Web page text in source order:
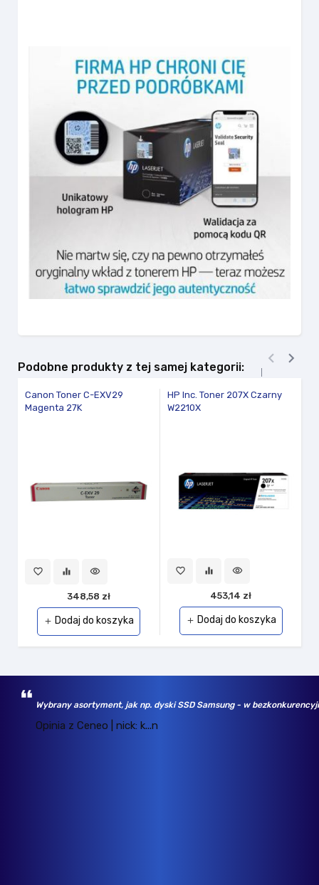
Podobne produkty z tej samej kategorii:
Canon Toner C-EXV29
Magenta 27K
favorite_border equalizer visibility
348,58 zł
add Dodaj do koszyka
HP Inc. Toner 207X Czarny
W2210X
favorite_border equalizer visibility
453,14 zł
add Dodaj do koszyka
 
Wybrany asortyment, jak np. dyski SSD Samsung - w
Opinia z Ceneo | nick: k...n